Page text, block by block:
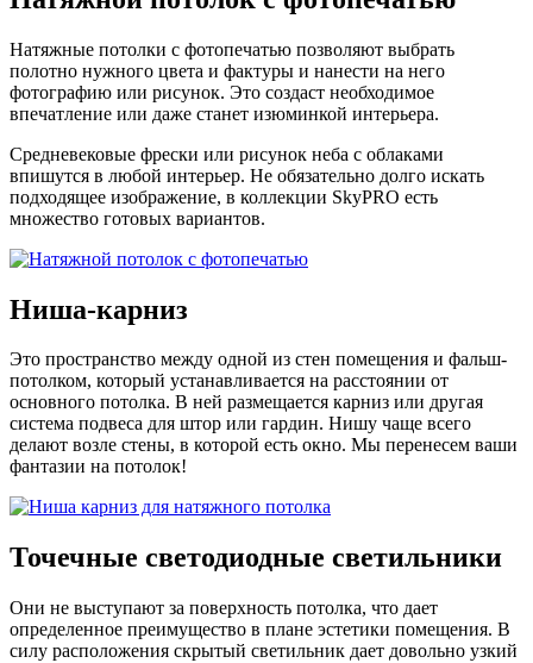
Натяжные потолки с фотопечатью позволяют выбрать
полотно нужного цвета и фактуры и нанести на него
фотографию или рисунок. Это создаст необходимое
впечатление или даже станет изюминкой интерьера.
Средневековые фрески или рисунок неба с облаками
впишутся в любой интерьер. Не обязательно долго искать
подходящее изображение, в коллекции SkyPRO есть
множество готовых вариантов.
Ниша-карниз
Это пространство между одной из стен помещения и фальш-
потолком, который устанавливается на расстоянии от
основного потолка. В ней размещается карниз или другая
система подвеса для штор или гардин. Нишу чаще всего
делают возле стены, в которой есть окно. Мы перенесем ваши
фантазии на потолок!
Точечные светодиодные светильники
Они не выступают за поверхность потолка, что дает
определенное преимущество в плане эстетики помещения. В
силу расположения скрытый светильник дает довольно узкий